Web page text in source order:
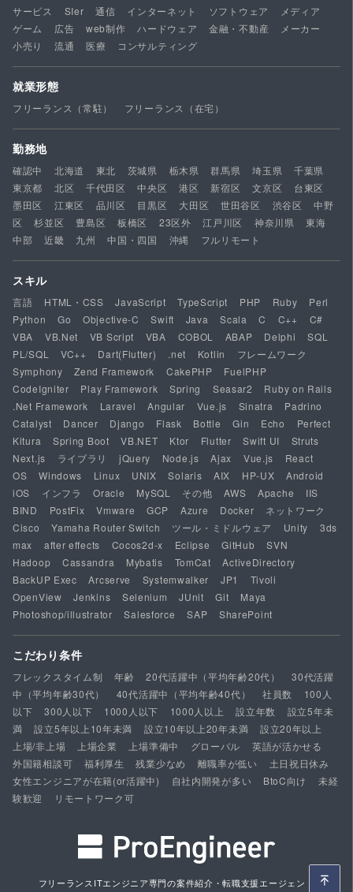
サービス SIer 通信 インターネット ソフトウェア
メディア
ゲーム
広告 web制作 ハードウェア 金融・不動産
メーカー
小売り
流通 医療 コンサルティング
就業形態
フリーランス（常駐） フリーランス（在宅）
勤務地
確認中 北海道 東北 茨城県 栃木県 群馬県 埼玉県
千葉県
東京都
北区 千代田区 中央区 港区 新宿区 文京区
台東区
墨田区
江東区 品川区 目黒区 大田区 世田谷区 渋谷区
中野
区
杉並区 豊島区 板橋区 23区外 江戸川区 神奈川県
東海
中部
近畿 九州 中国・四国 沖縄 フルリモート
スキル
言語 HTML・CSS JavaScript TypeScript PHP Ruby
Perl
Python
Go Objective-C Swift Java Scala C C++
C#
VBA
VB.Net VB Script VBA COBOL ABAP Delphi
SQL
PL/SQL
VC++ Dart(Flutter) .net Kotlin
フレームワーク
Symphony
Zend Framework CakePHP
FuelPHP
CodeIgniter
Play Framework Spring Seasar2
Ruby on Rails
.Net Framework
Laravel Angular Vue.js Sinatra
Padrino
Catalyst
Dancer Django Flask Bottle Gin Echo
Perfect
Kitura
Spring Boot VB.NET Ktor Flutter Swift UI
Struts
Next.js
ライブラリ jQuery Node.js Ajax Vue.js
React
OS
Windows Linux UNIX Solaris AIX HP-UX
Android
iOS
インフラ Oracle MySQL その他 AWS Apache
IIS
BIND
PostFix Vmware GCP Azure Docker
ネットワーク
Cisco
Yamaha Router Switch ツール・ミドルウェア Unity
3ds
max
after effects Cocos2d-x Eclipse GitHub
SVN
Hadoop
Cassandra Mybatis TomCat
ActiveDirectory
BackUP Exec
Arcserve Systemwalker JP1
Tivoli
OpenView
Jenkins Selenium JUnit Git
Maya
Photoshop/illustrator
Salesforce SAP SharePoint
こだわり条件
フレックスタイム制 年齢 20代活躍中（平均年齢20代）
30代活躍
中（平均年齢30代）
40代活躍中（平均年齢40代） 社員数
100人
以下
300人以下 1000人以下 1000人以上 設立年数
設立5年未
満
設立5年以上10年未満 設立10年以上20年未満
設立20年以上
上場/非上場
上場企業 上場準備中 グローバル
英語が活かせる
外国籍相談可
福利厚生 残業少なめ 離職率が低い
土日祝日休み
女性エンジニアが在籍(or活躍中)
自社内開発が多い BtoC向け
未経
験歓迎
リモートワーク可
フリーランスITエンジニア専門の案件紹介・転職支援エージェント